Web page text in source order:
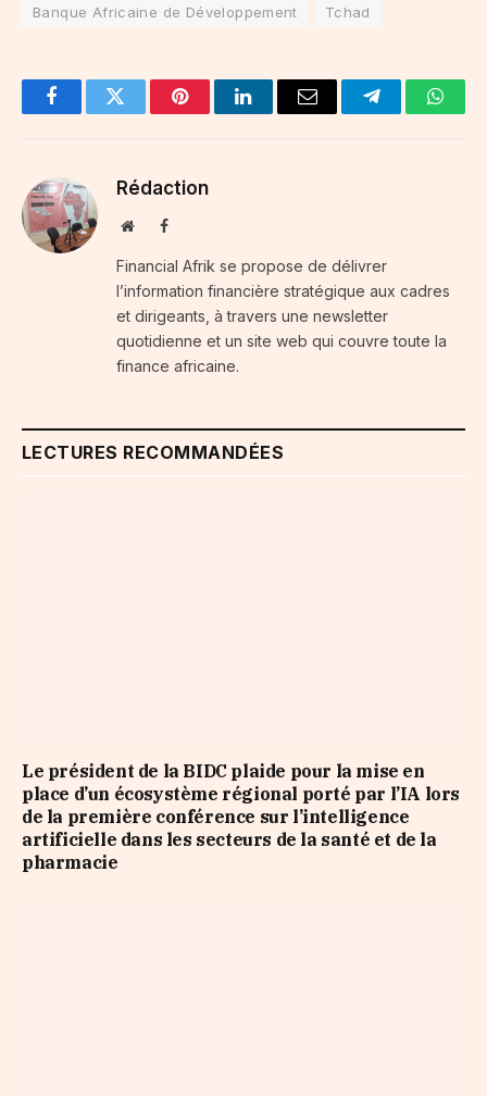
Banque Africaine de Développement Tchad
FacebookTwitter PinterestLinkedInEmail Telegram
Rédaction
WebsiteFacebook
Financial Afrik se propose de délivrer
l’information financière stratégique aux cadres
et dirigeants, à travers une newsletter
quotidienne et un site web qui couvre toute la
finance africaine.
LECTURES RECOMMANDÉES
Le président de la BIDC plaide pour la mise en
place d’un écosystème régional porté par l’IA lors
de la première conférence sur l’intelligence
artificielle dans les secteurs de la santé et de la
pharmacie